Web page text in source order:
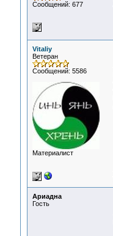
Сообщений: 677
Vitaliy
Ветеран
Сообщений: 5586
Материалист
Ариадна
Гость